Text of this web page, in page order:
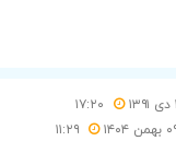
۱۷:۲۰
۱۱:۲۹